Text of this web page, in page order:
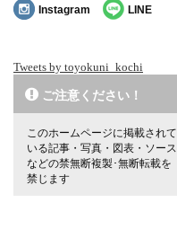
Instagram LINE
Tweets by toyokuni_kochi
ご注意ください！
このホームページに掲載されて
いる記事・写真・図表・ソース
などの禁無断複製･無断転載を
禁じます